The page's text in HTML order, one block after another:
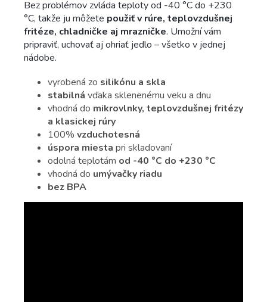
Bez problémov zvláda teploty od -40 °C do +230
°C, takže ju môžete použiť v rúre, teplovzdušnej
fritéze, chladničke aj mrazničke. Umožní vám
pripraviť, uchovať aj ohriať jedlo – všetko v jednej
nádobe.
vyrobená zo silikónu a skla
stabilná vďaka sklenenému veku a dnu
vhodná do mikrovlnky, teplovzdušnej fritézy
a klasickej rúry
100% vzduchotesná
úspora miesta pri skladovaní
odolná teplotám od -40 °C do +230 °C
vhodná do umývačky riadu
bez BPA